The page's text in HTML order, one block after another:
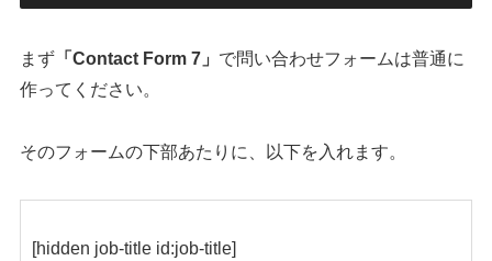
まず 「Contact Form 7」 で問い合わせフォームは普通に
作ってください。
そのフォームの下部あたりに、以下を入れます。
[hidden job-title id:job-title]